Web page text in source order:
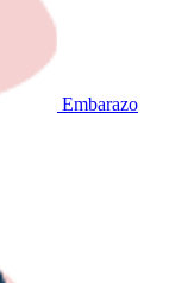
Embarazo